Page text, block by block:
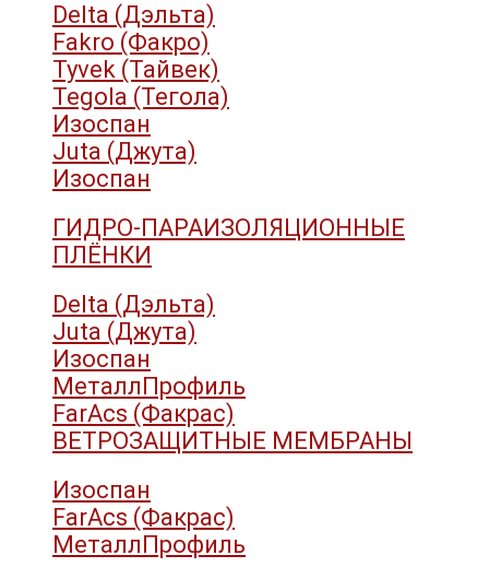
Delta (Дэльта)
Fakro (Факро)
Tyvek (Тайвек)
Tegola (Тегола)
Изоспан
Juta (Джута)
Изоспан
ГИДРО-ПАРАИЗОЛЯЦИОННЫЕ
ПЛЁНКИ
Delta (Дэльта)
Juta (Джута)
Изоспан
МеталлПрофиль
FarAcs (Факрас)
ВЕТРОЗАЩИТНЫЕ МЕМБРАНЫ
Изоспан
FarAcs (Факрас)
МеталлПрофиль